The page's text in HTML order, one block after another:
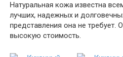
Натуральная кожа известна
лучших, надежных и
представления она не требует.
высокую стоимость.